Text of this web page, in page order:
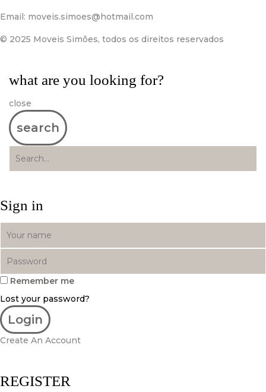
Email: moveis.simoes@hotmail.com
© 2025 Moveis Simões, todos os direitos reservados
what are you looking for?
close
search
Sign in
Remember me
Lost your password?
Create An Account
REGISTER